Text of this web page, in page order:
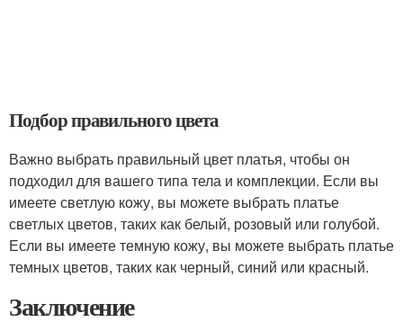
Подбор правильного цвета
Важно выбрать правильный цвет платья, чтобы он
подходил для вашего типа тела и комплекции. Если вы
имеете светлую кожу, вы можете выбрать платье
светлых цветов, таких как белый, розовый или голубой.
Если вы имеете темную кожу, вы можете выбрать платье
темных цветов, таких как черный, синий или красный.
Заключение